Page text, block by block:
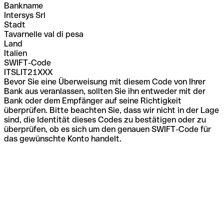
Bankname
Intersys Srl
Stadt
Tavarnelle val di pesa
Land
Italien
SWIFT-Code
ITSLIT21XXX
Bevor Sie eine Überweisung mit diesem Code von Ihrer
Bank aus veranlassen, sollten Sie ihn entweder mit der
Bank oder dem Empfänger auf seine Richtigkeit
überprüfen. Bitte beachten Sie, dass wir nicht in der Lage
sind, die Identität dieses Codes zu bestätigen oder zu
überprüfen, ob es sich um den genauen SWIFT-Code für
das gewünschte Konto handelt.